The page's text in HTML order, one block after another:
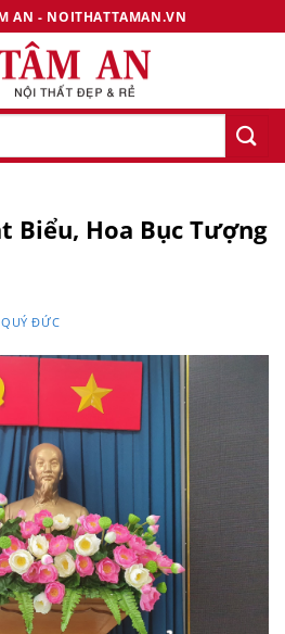
AN - NOITHATTAMAN.VN
Biểu, Hoa Bục Tượng
QUÝ ĐỨC